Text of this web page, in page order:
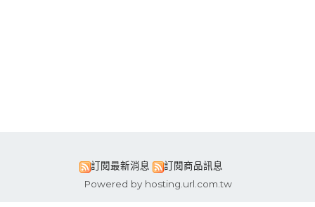
訂閱最新消息
訂閱商品訊息
Powered by hosting.url.com.tw